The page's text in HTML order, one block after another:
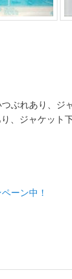
ぶれあり、ジ
、ジャケット
ーン中！